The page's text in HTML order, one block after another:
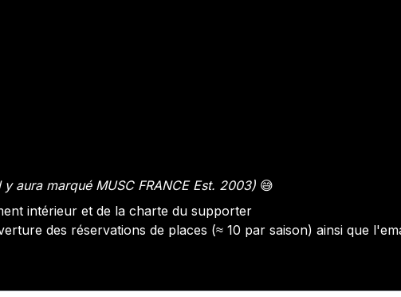
aura marqué MUSC FRANCE Est. 2003) 😅
intérieur et de la charte du supporter
des réservations de places (≈ 10 par saison) ainsi que